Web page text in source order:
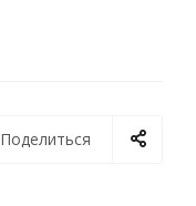
Поделиться